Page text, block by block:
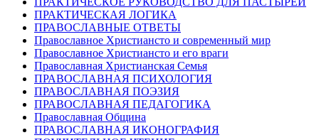
ПРАКТИЧЕСКАЯ ЛОГИКА
ПРАВОСЛАВНЫЕ ОТВЕТЫ
Православное Христиансто и современный мир
Православное Христиансто и его враги
Православная Христианская Семья
ПРАВОСЛАВНАЯ ПСИХОЛОГИЯ
ПРАВОСЛАВНАЯ ПОЭЗИЯ
ПРАВОСЛАВНАЯ ПЕДАГОГИКА
Православная Община
ПРАВОСЛАВНАЯ ИКОНОГРАФИЯ